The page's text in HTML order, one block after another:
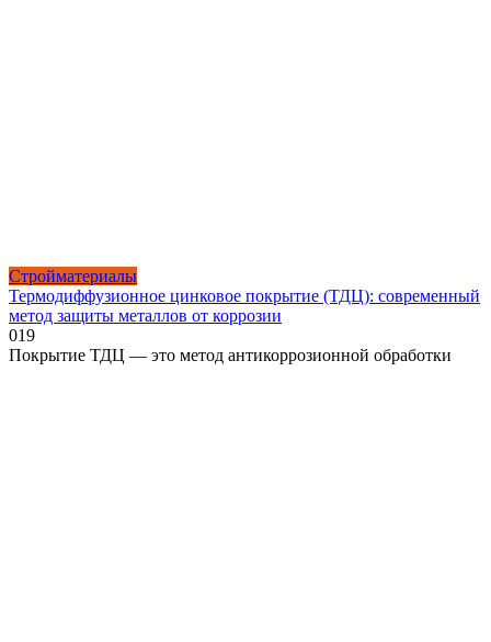
Стройматериалы
Термодиффузионное цинковое покрытие (ТДЦ): современный
метод защиты металлов от коррозии
019
Покрытие ТДЦ — это метод антикоррозионной обработки